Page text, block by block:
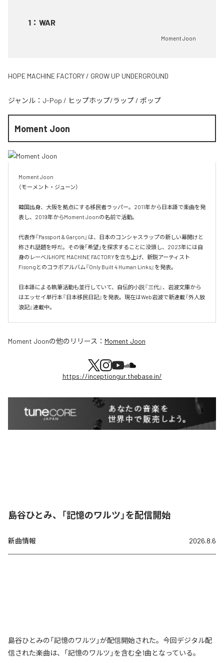
1 ： WAR
Moment Joon
HOPE MACHINE FACTORY / GROW UP UNDERGROUND
ジャンル： J-Pop / ヒップホップ/ラップ / ポップ
Moment Joon
Moment Joon
（モーメント・ジューン）
韓国出身、大阪を拠点にする移民者ラッパー。2011年から日本語で楽曲を発
表し、2019年からMoment Joonの名前で活動。
代表作『Passport & Garçon』は、日本のコンシャスラップの新しい幕開けと
称され話題を呼だ。その後「希望」を探求することに没頭し、2023年には自
身のレーベルHOPE MACHINE FACTORYを立ち上げ、新鋭アーティスト
Fisongとのコラボアルバム『Only Built 4 Human Links』を発表。
日本語による執筆活動も並行していて、自伝的小説『三代』、岩波文庫から
はエッセイ単行本『日本移民日記』を発表。現在はWeb岩波で新連載『外人放
浪記』連載中。
Moment Joonの他のリリース： Moment Joon
https://inceptiongur.thebase.in/
島谷ひとみ、「記憶のワルツ」を配信開始
新曲情報 2026.8.6
島谷ひとみの「記憶のワルツ」が配信開始された。今回デジタル配
信された楽曲は、「記憶のワルツ」を含む全1曲となっている。